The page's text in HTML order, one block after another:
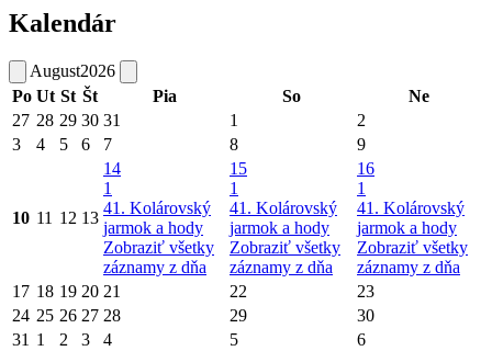
Kalendár
August2026
Po Ut St Št Pia So
Ne
27 28 29 30 31 1
2
3
4 5 6 7 8 9
10 11 12 13
14
1
41. Kolárovský
jarmok a hody
Zobraziť všetky
záznamy z dňa
15
1
41. Kolárovský
jarmok a hody
Zobraziť všetky
záznamy z dňa
16
1
41. Kolárovský
jarmok a hody
Zobraziť všetky
záznamy z dňa
17 18 19 20 21 22
23
24 25 26 27 28 29
30
31 1 2 3 4 5 6